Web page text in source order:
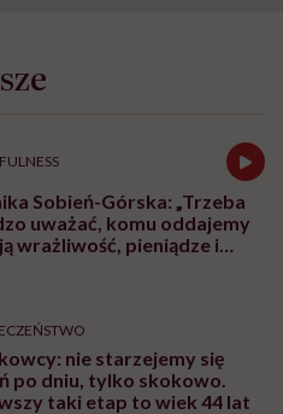
Sobień-Górska: „Trzeba
uważać, komu oddajemy
wrażliwość, pieniądze i
nie starzejemy się
po dniu, tylko skokowo.
taki etap to wiek 44 lat